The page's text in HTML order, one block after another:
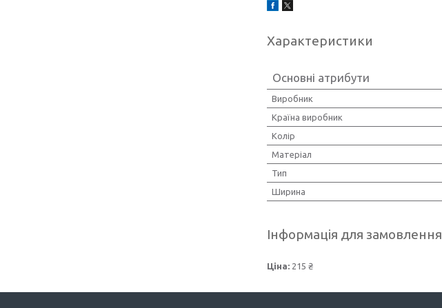
Характеристики
Основні атрибути
Виробник
Країна виробник
Колір
Матеріал
Тип
Ширина
Інформація для замовлення
Ціна: 215 ₴